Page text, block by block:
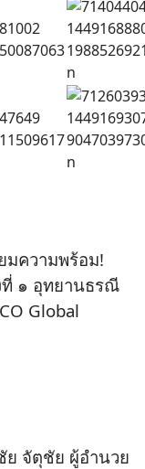
มความพร้อม!
ที่ ๑ อุทยานธรณี
Global
จัตุชัย ผู้อำนวย